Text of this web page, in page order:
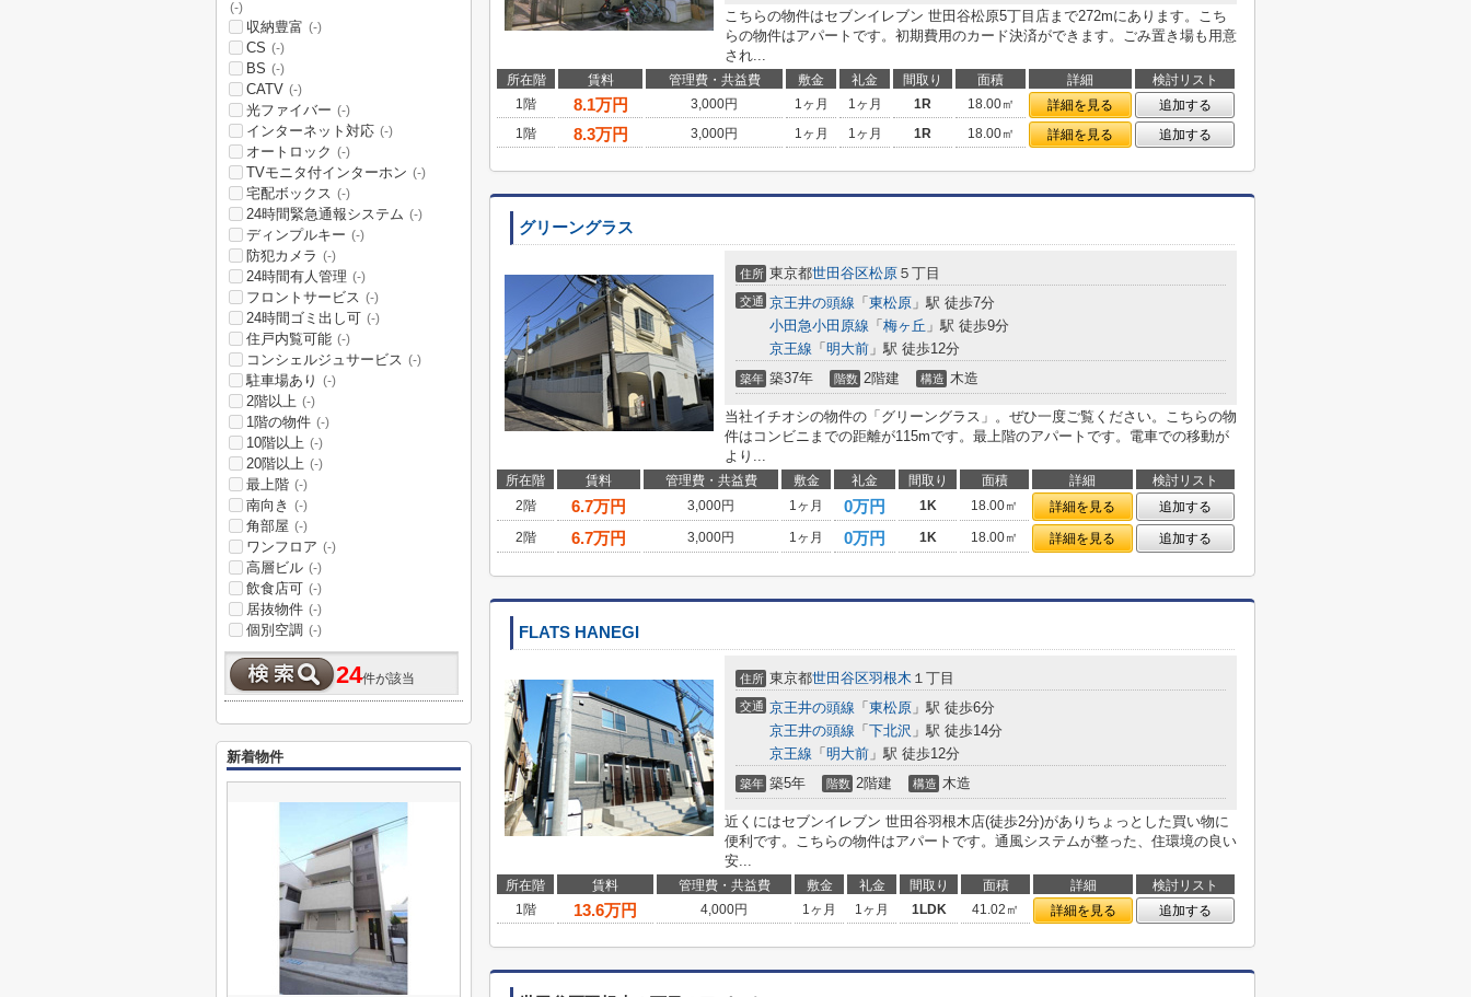
こちらの物件はセブンイレブン 世田谷松原5丁目店まで272mにあります。こち
らの物件はアパートです。初期費用のカード決済ができます。ごみ置き場も用意
され...
所在階 賃料 管理費・共益費 敷金 礼金 間取り 面積 詳細
検討リスト
1階
8.1万円 3,000円 1ヶ月 1ヶ月 1R 18.00㎡ 詳細を見る
追加する
1階
8.3万円 3,000円 1ヶ月 1ヶ月 1R 18.00㎡ 詳細を見る 追加する
グリーングラス
住所 東京都世田谷区松原 ５丁目
交通 京王井の頭線 「 東松原 」駅 徒歩7分
小田急小田原線 「 梅ヶ丘 」駅 徒歩9分
京王線 「 明大前 」駅 徒歩12分
築年 築37年 階数 2階建 構造 木造
当社イチオシの物件の「グリーングラス」。ぜひ一度ご覧ください。こちらの物
件はコンビニまでの距離が115mです。最上階のアパートです。電車での移動が
より...
所在階 賃料 管理費・共益費 敷金 礼金 間取り 面積 詳細
検討リスト
2階
6.7万円 3,000円 1ヶ月 0万円 1K 18.00㎡ 詳細を見る
追加する
2階
6.7万円 3,000円 1ヶ月 0万円 1K 18.00㎡ 詳細を見る 追加する
FLATS HANEGI
住所 東京都世田谷区羽根木 １丁目
交通 京王井の頭線 「 東松原 」駅 徒歩6分
京王井の頭線 「 下北沢 」駅 徒歩14分
京王線 「 明大前 」駅 徒歩12分
築年 築5年 階数 2階建 構造 木造
近くにはセブンイレブン 世田谷羽根木店(徒歩2分)がありちょっとした買い物に
便利です。こちらの物件はアパートです。通風システムが整った、住環境の良い
安...
所在階 賃料 管理費・共益費 敷金 礼金 間取り 面積 詳細
検討リスト
1階
13.6万円 4,000円 1ヶ月 1ヶ月 1LDK 41.02㎡ 詳細を見る 追加する
(-)
収納豊富 (-)
CS (-)
BS (-)
CATV (-)
光ファイバー (-)
インターネット対応 (-)
オートロック (-)
TVモニタ付インターホン (-)
宅配ボックス (-)
24時間緊急通報システム (-)
ディンプルキー (-)
防犯カメラ (-)
24時間有人管理 (-)
フロントサービス (-)
24時間ゴミ出し可 (-)
住戸内覧可能 (-)
コンシェルジュサービス (-)
駐車場あり (-)
2階以上 (-)
1階の物件 (-)
10階以上 (-)
20階以上 (-)
最上階 (-)
南向き (-)
角部屋 (-)
ワンフロア (-)
高層ビル (-)
飲食店可 (-)
居抜物件 (-)
個別空調 (-)
24件が該当
新着物件